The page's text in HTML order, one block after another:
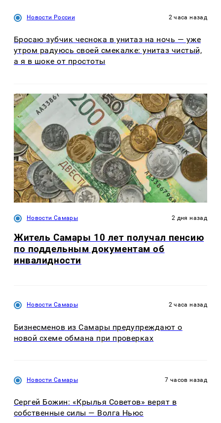
Новости России 2 часа назад
Бросаю зубчик чеснока в унитаз на ночь — уже
утром радуюсь своей смекалке: унитаз чистый,
а я в шоке от простоты
Новости Самары 2 дня назад
Житель Самары 10 лет получал пенсию
по поддельным документам об
инвалидности
Новости Самары 2 часа назад
Бизнесменов из Самары предупреждают о
новой схеме обмана при проверках
Новости Самары 7 часов назад
Сергей Божин: «Крылья Советов» верят в
собственные силы — Волга Ньюс